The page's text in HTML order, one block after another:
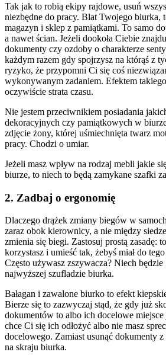
Tak jak to robią ekipy rajdowe, usuń
niezbędne do pracy. Blat Twojego biurka,
magazyn i sklep z pamiątkami. To samo
a nawet ścian. Jeżeli dookoła Ciebie
dokumenty czy ozdoby o charakterze
każdym razem gdy spojrzysz na którąś z
ryzyko, że przypomni Ci się coś
wykonywanym zadaniem. Efektem
oczywiście strata czasu.
Nie jestem przeciwnikiem posiadania
dekoracyjnych czy pamiątkowych w
zdjęcie żony, której uśmiechnięta twarz
pracy. Chodzi o umiar.
Jeżeli masz wpływ na rodzaj mebli jakie
biurze, to niech to będą zamykane szafki
2. Zadbaj o ergonomię
Dlaczego drążek zmiany biegów w
zaraz obok kierownicy, a nie między
zmienia się biegi. Zastosuj prostą zasadę:
korzystasz i umieść tak, żebyś miał do
Często używasz zszywacza? Niech
najwyższej szufladzie biurka.
Bałagan i zawalone biurko to efekt
Bierze się to zazwyczaj stąd, że gdy już
dokumentów to albo ich docelowe miejsce
chce Ci się ich odłożyć albo nie masz
docelowego. Zamiast usunąć dokumenty
na skraju biurka.